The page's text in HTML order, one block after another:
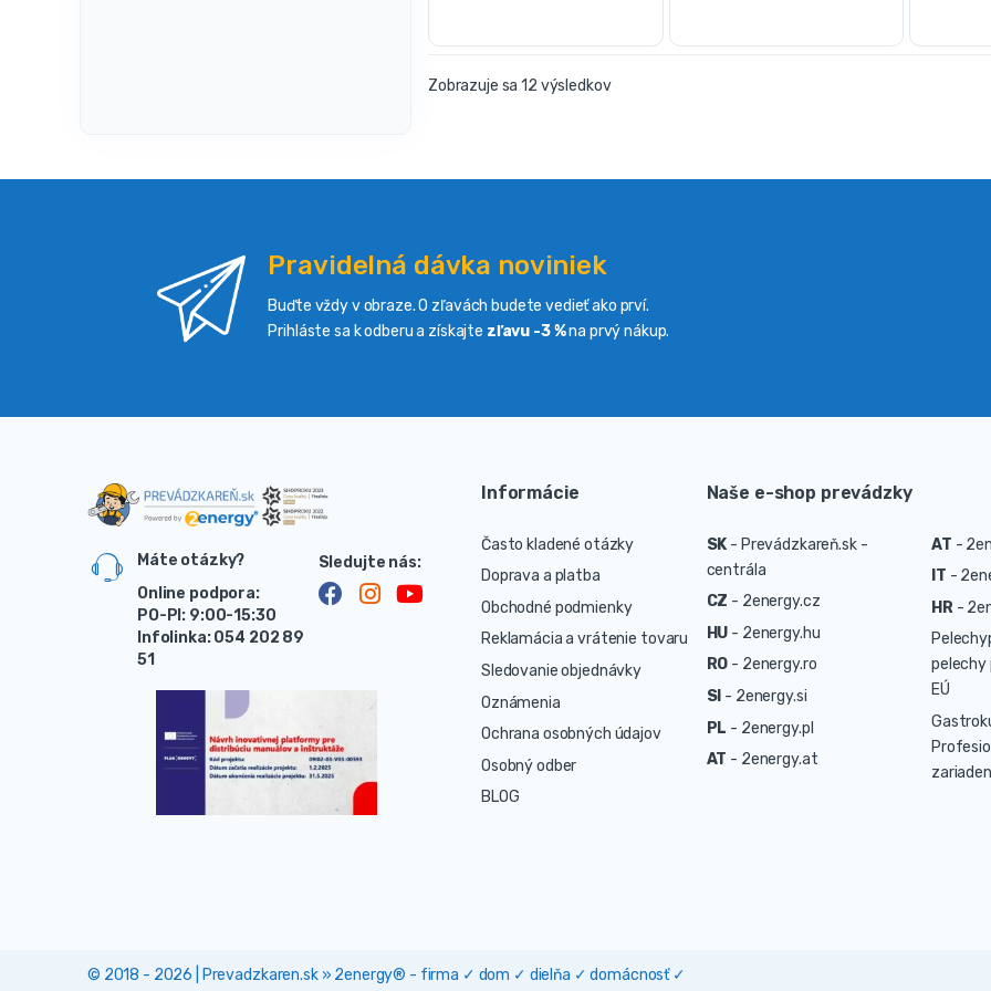
Zobrazuje sa 12 výsledkov
Pravidelná dávka noviniek
Buďte vždy v obraze. O zľavách budete vedieť ako prví.
Prihláste sa k odberu a získajte zľavu -3 %na prvý nákup.
Máte otázky?
Online podpora:
PO-PI: 9:00-15:30
Infolinka: 054 202 89
51
Informácie
Často kladené otázky
Doprava a platba
Obchodné podmienky
Reklamácia a vrátenie tovaru
Sledovanie objednávky
Oznámenia
Ochrana osobných údajov
Osobný odber
BLOG
Naše e-shop prevádzky
SK - Prevádzkareň.sk -
centrála
CZ - 2energy.cz
HU - 2energy.hu
RO - 2energy.ro
SI - 2energy.si
PL - 2energy.pl
AT - 2energy.at
AT -
IT -
HR-
pelechy
EÚ
© 2018 - 2026 | Prevadzkaren.sk » 2energy® - firma ✓ dom ✓ dielňa ✓ domácnosť ✓